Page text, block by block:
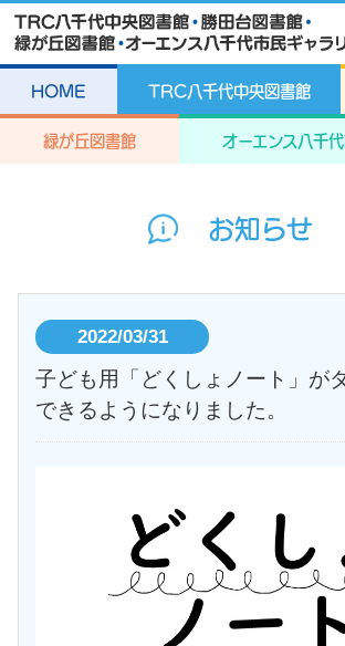
HOME TRC八千代中央図書館
緑が丘図書館 オーエンス八千
お知らせ
2022/03/31
子ども用「どくしょノート」が
できるようになりました。